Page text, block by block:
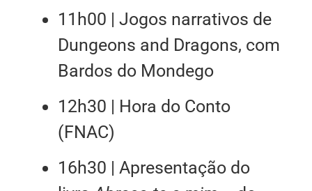
11h00 | Jogos narrativos de
Dungeons and Dragons, com
Bardos do Mondego
12h30 | Hora do Conto
(FNAC)
16h30 | Apresentação do